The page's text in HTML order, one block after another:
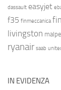
dassault easyjet
f35 finmeccanica
livingston
ryanair saab
IN EVIDENZA